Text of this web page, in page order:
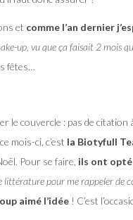
et comme l’an dernier
up, vu que ça faisait 2 mois
fêtes…
le couvercle : pas de citation
mois-ci, c’est la Biotyfull
Pour se faire, ils ont opté
pour me rappeler de
aimé l’idée ! C’est